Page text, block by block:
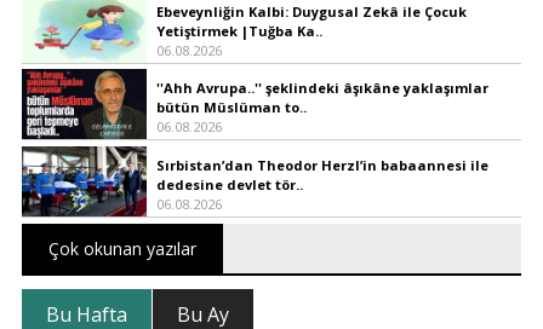
Ebeveynliğin Kalbi: Duygusal Zekâ ile Çocuk
Yetiştirmek |Tuğba Ka..
06.08.2026
''Ahh Avrupa..'' şeklindeki âşıkâne yaklaşımlar
bütün Müslüman to..
06.08.2026
Sırbistan’dan Theodor Herzl’in babaannesi ile
dedesine devlet tör..
06.08.2026
Çok okunan yazılar
Bu Hafta Bu Ay